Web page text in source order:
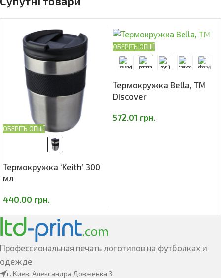
ОБЕРІТЬ ОПЦІЇ
Термокружка ‘Keith’ 300
мл
440.00 грн.
ОБЕРІТЬ ОПЦІЇ
Термокружка Bella, TM
Discover
572.01 грн.
Профессиональная печать логотипов на футболках и
одежде
г. Киев, Александра Довженка 3